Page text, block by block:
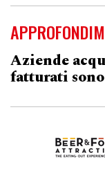
Aziende
fatturati